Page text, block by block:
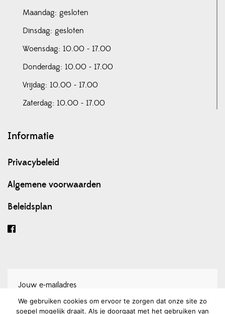
Maandag: gesloten
Dinsdag: gesloten
Woensdag: 10.00 - 17.00
Donderdag: 10.00 - 17.00
Vrijdag: 10.00 - 17.00
Zaterdag: 10.00 - 17.00
Informatie
Privacybeleid
Algemene voorwaarden
Beleidsplan
We gebruiken cookies om ervoor te zorgen dat onze site zo
soepel mogelijk draait. Als je doorgaat met het gebruiken van